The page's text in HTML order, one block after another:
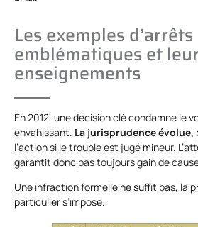
Les exemples d’arrêts
emblématiques et
enseignements
En 2012, une décision clé condamne le
envahissant. La jurisprudence évolue,
l’action si le trouble est jugé mineur.
garantit donc pas toujours gain de
Une infraction formelle ne suffit pas, la
particulier s’impose.